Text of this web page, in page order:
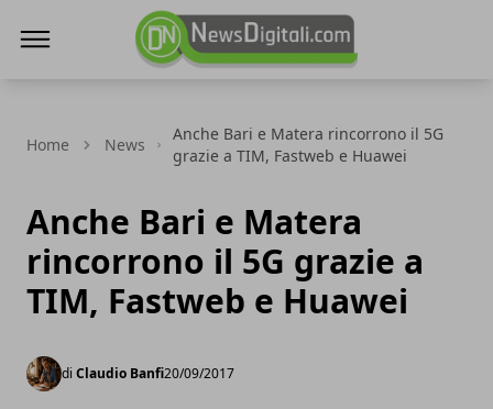
Home News
Anche Bari e Matera rincorrono il 5G
grazie a TIM, Fastweb e Huawei
Anche Bari e Matera
rincorrono il 5G grazie a
TIM, Fastweb e Huawei
di Claudio Banfi20/09/2017